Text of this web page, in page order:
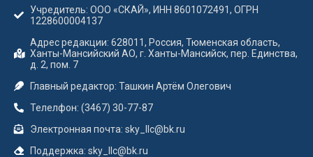
Учредитель: ООО «СКАЙ», ИНН 8601072491, ОГРН
1228600004137
Адрес редакции: 628011, Россия, Тюменская область,
Ханты-Мансийский АО, г. Ханты-Мансийск, пер. Единства,
д. 2, пом. 7
Главный редактор: Ташкин Артём Олегович
Телелфон: (3467) 30-77-87
Электронная почта: sky_llc@bk.ru
Поддержка: sky_llc@bk.ru